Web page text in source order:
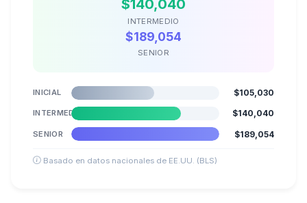
$140,040
INTERMEDIO
$189,054
SENIOR
INICIAL $105,030
INTERMEDIO $140,040
SENIOR $189,054
Basado en datos nacionales de EE.UU. (BLS)